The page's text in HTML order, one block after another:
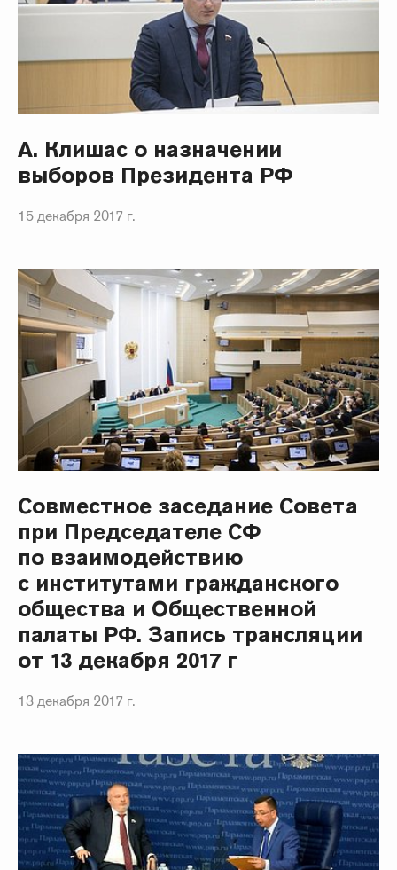
А. Клишас о назначении
выборов Президента РФ
15 декабря 2017 г.
Совместное заседание Совета
при Председателе СФ
по взаимодействию
с институтами гражданского
общества и Общественной
палаты РФ. Запись трансляции
от 13 декабря 2017 г
13 декабря 2017 г.